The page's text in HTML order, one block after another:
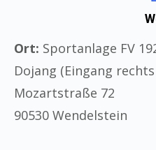
Ort: Sportanlage FV
Dojang (Eingang
Mozartstraße 72
90530 Wendelstein